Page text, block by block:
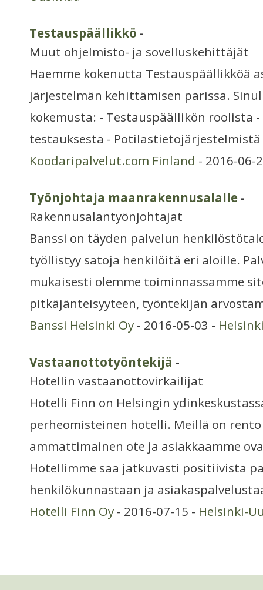
Testauspäällikkö -
Muut ohjelmisto- ja sovelluskehittäjät
Haemme kokenutta Testauspäällikköä
järjestelmän kehittämisen parissa.
kokemusta: - Testauspäällikön roolista
testauksesta - Potilastietojärjestelmistä
Koodaripalvelut.com Finland - 2016-06-
Työnjohtaja maanrakennusalalle -
Rakennusalantyönjohtajat
Banssi on täyden palvelun
työllistyy satoja henkilöitä eri aloille.
mukaisesti olemme toiminnassamme
pitkäjänteisyyteen, työntekijän
Banssi Helsinki Oy - 2016-05-03 -
Vastaanottotyöntekijä -
Hotellin vastaanottovirkailijat
Hotelli Finn on Helsingin
perheomisteinen hotelli. Meillä on
ammattimainen ote ja asiakkaamme
Hotellimme saa jatkuvasti positiivista
henkilökunnastaan ja
Hotelli Finn Oy - 2016-07-15 - Helsinki-